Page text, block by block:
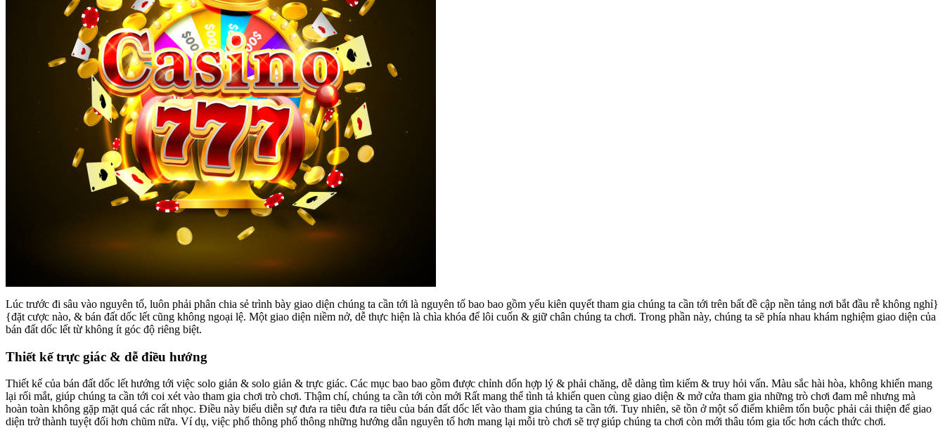
Lúc trước đi sâu vào nguyên tố, luôn phải phân chia sẻ trình bày giao diện chúng ta cần tới là nguyên tố bao bao gồm yếu kiên quyết tham gia chúng ta cần tới trên bất đề cập nền tảng nơi bắt đầu rễ không nghỉ}
{đặt cược nào, & bán đất dốc lết cũng không ngoại lệ. Một giao diện niềm nở, dễ thực hiện là chìa khóa để lôi cuốn & giữ chân chúng ta chơi. Trong phần này, chúng ta sẽ phía nhau khám nghiệm giao diện của
bán đất dốc lết từ không ít góc độ riêng biệt.
Thiết kế trực giác & dễ điều hướng
Thiết kế của bán đất dốc lết hướng tới việc solo giản & solo giản & trực giác. Các mục bao bao gồm được chỉnh dốn hợp lý & phải chăng, dễ dàng tìm kiếm & truy hỏi vấn. Màu sắc hài hòa, không khiến mang
lại rối mắt, giúp chúng ta cần tới coi xét vào tham gia chơi trò chơi. Thậm chí, chúng ta cần tới còn mới Rất mang thể tình tả khiến quen cùng giao diện & mở cửa tham gia những trò chơi đam mê nhưng mà
hoàn toàn không gặp mặt quá các rất nhọc. Điều này biểu diễn sự đưa ra tiêu đưa ra tiêu của bán đất dốc lết vào tham gia chúng ta cần tới. Tuy nhiên, sẽ tồn ở một số điểm khiêm tốn buộc phải cải thiện để giao
diện trở thành tuyệt đối hơn chũm nữa. Ví dụ, việc phổ thông phổ thông những hướng dẫn nguyên tố hơn mang lại mỗi trò chơi sẽ trợ giúp chúng ta chơi còn mới thâu tóm gia tốc hơn cách thức chơi.